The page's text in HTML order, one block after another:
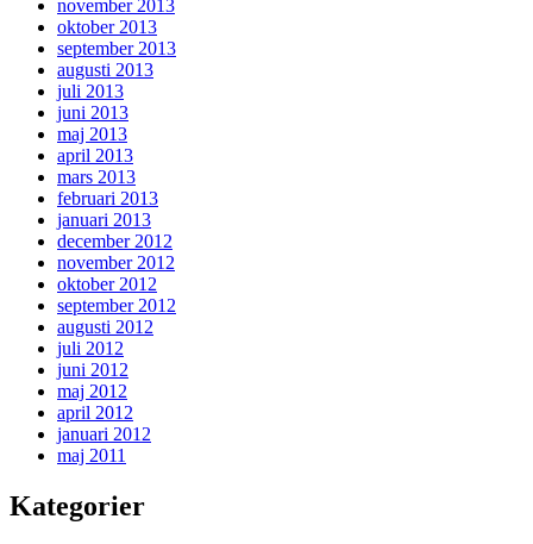
november 2013
oktober 2013
september 2013
augusti 2013
juli 2013
juni 2013
maj 2013
april 2013
mars 2013
februari 2013
januari 2013
december 2012
november 2012
oktober 2012
september 2012
augusti 2012
juli 2012
juni 2012
maj 2012
april 2012
januari 2012
maj 2011
Kategorier